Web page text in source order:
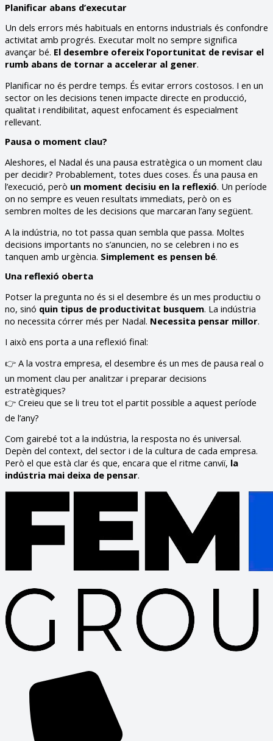
Planificar abans d’executar
Un dels errors més habituals en entorns industrials és confondre
activitat amb progrés. Executar molt no sempre significa
avançar bé. El desembre ofereix l’oportunitat de revisar el
rumb abans de tornar a accelerar al gener.
Planificar no és perdre temps. És evitar errors costosos. I en un
sector on les decisions tenen impacte directe en producció,
qualitat i rendibilitat, aquest enfocament és especialment
rellevant.
Pausa o moment clau?
Aleshores, el Nadal és una pausa estratègica o un moment clau
per decidir? Probablement, totes dues coses. És una pausa en
l’execució, però un moment decisiu en la reflexió. Un període
on no sempre es veuen resultats immediats, però on es
sembren moltes de les decisions que marcaran l’any següent.
A la indústria, no tot passa quan sembla que passa. Moltes
decisions importants no s’anuncien, no se celebren i no es
tanquen amb urgència. Simplement es pensen bé.
Una reflexió oberta
Potser la pregunta no és si el desembre és un mes productiu o
no, sinó quin tipus de productivitat busquem. La indústria
no necessita córrer més per Nadal. Necessita pensar millor.
I això ens porta a una reflexió final:
👉 A la vostra empresa, el desembre és un mes de pausa real o
un moment clau per analitzar i preparar decisions
estratègiques?
👉 Creieu que se li treu tot el partit possible a aquest període
de l’any?
Com gairebé tot a la indústria, la resposta no és universal.
Depèn del context, del sector i de la cultura de cada empresa.
Però el que està clar és que, encara que el ritme canviï, la
indústria mai deixa de pensar.